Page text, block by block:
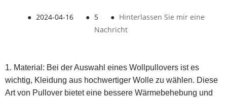
● 2024-04-16 ● 5 ● Hinterlassen Sie mir eine
Nachricht
1. Material: Bei der Auswahl eines Wollpullovers ist es
wichtig, Kleidung aus hochwertiger Wolle zu wählen. Diese
Art von Pullover bietet eine bessere Wärmebehebung und